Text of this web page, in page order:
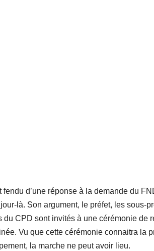
d’une réponse à la demande du
là. Son argument, le préfet, les sous-
CPD sont invités à une cérémonie de
Vu que cette cérémonie connaitra la
la marche ne peut avoir lieu.